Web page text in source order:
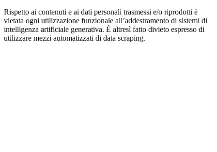
Rispetto ai contenuti e ai dati personali trasmessi e/o riprodotti è
vietata ogni utilizzazione funzionale all’addestramento di sistemi di
intelligenza artificiale generativa. È altresì fatto divieto espresso di
utilizzare mezzi automatizzati di data scraping.